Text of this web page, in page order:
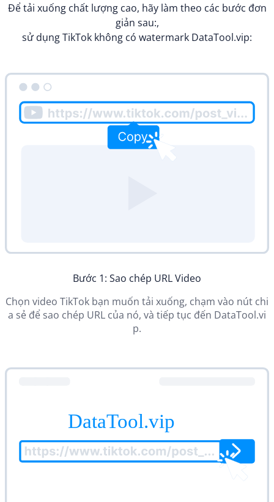
Để tải xuống chất lượng cao, hãy làm theo các bước đơn
giản sau:,
sử dụng TikTok không có watermark DataTool.vip:
Bước 1: Sao chép URL Video
Chọn video TikTok bạn muốn tải xuống, chạm vào nút chi
a sẻ để sao chép URL của nó, và tiếp tục đến DataTool.vi
p.